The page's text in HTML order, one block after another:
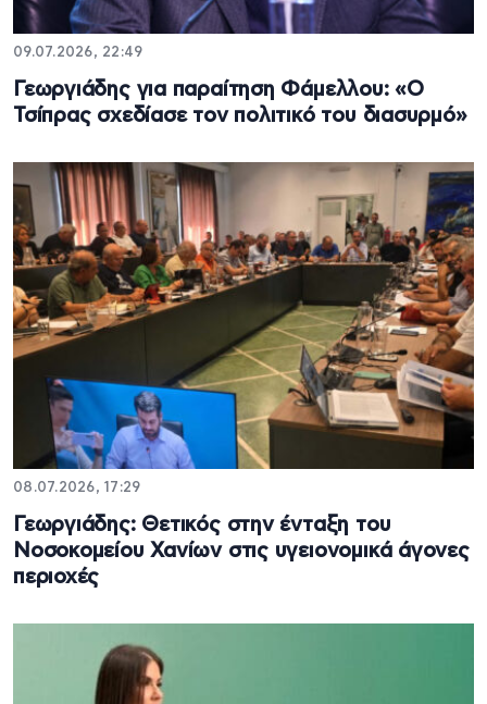
09.07.2026, 22:49
Γεωργιάδης για παραίτηση Φάμελλου: «Ο
Τσίπρας σχεδίασε τον πολιτικό του διασυρμό»
08.07.2026, 17:29
Γεωργιάδης: Θετικός στην ένταξη του
Νοσοκομείου Χανίων στις υγειονομικά άγονες
περιοχές